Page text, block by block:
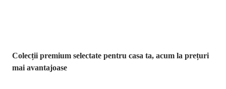
Colecții premium selectate pentru casa ta, acum la prețuri
mai avantajoase